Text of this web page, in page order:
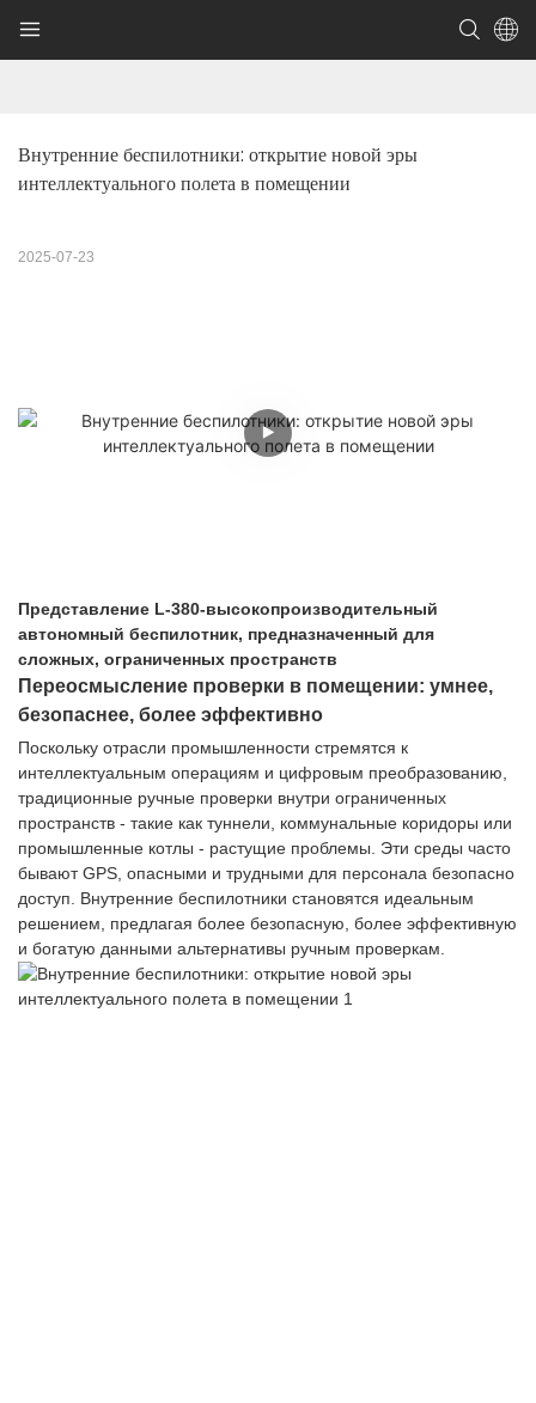
Внутренние беспилотники: открытие новой эры
интеллектуального полета в помещении
2025-07-23
Представление L-380-высокопроизводительный
автономный беспилотник, предназначенный для
сложных, ограниченных пространств
Переосмысление проверки в помещении: умнее,
безопаснее, более эффективно
Поскольку отрасли промышленности стремятся к
интеллектуальным операциям и цифровым преобразованию,
традиционные ручные проверки внутри ограниченных
пространств - такие как туннели, коммунальные коридоры или
промышленные котлы - растущие проблемы. Эти среды часто
бывают GPS, опасными и трудными для персонала безопасно
доступ. Внутренние беспилотники становятся идеальным
решением, предлагая более безопасную, более эффективную
и богатую данными альтернативы ручным проверкам.